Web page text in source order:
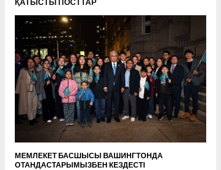
ҚАТЫСТЫ ПОСТТАР
МЕМЛЕКЕТ БАСШЫСЫ ВАШИНГТОНДА
ОТАНДАСТАРЫМЫЗБЕН КЕЗДЕСТІ